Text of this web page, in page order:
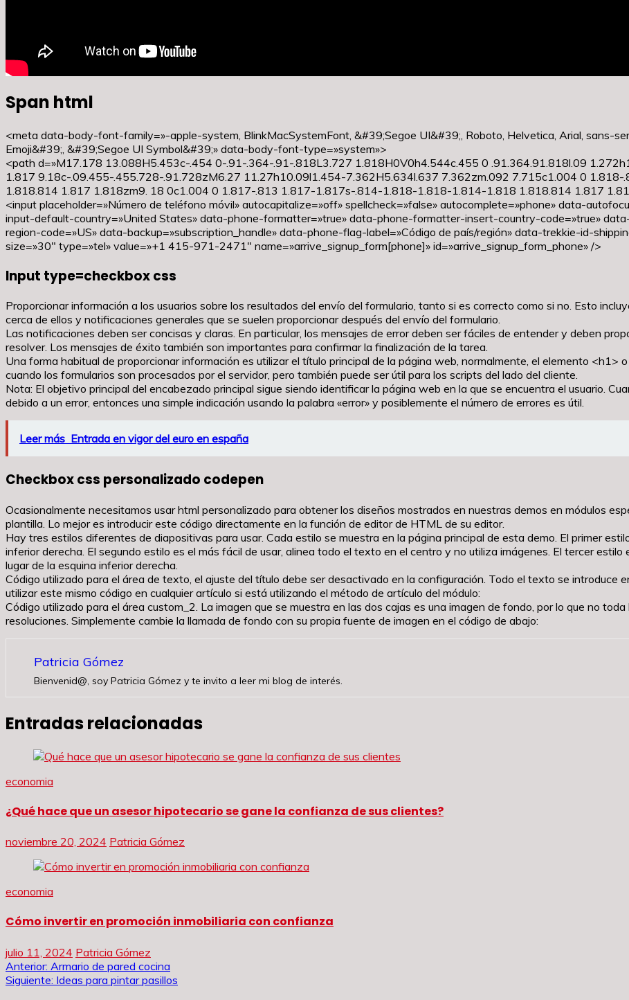
Span html
<meta data-body-font-family=»-apple-system, BlinkMacSystemFont, &#39;Segoe UI&#39;, Roboto, Helvetica, Arial, sans-
Emoji&#39;, &#39;Segoe UI Symbol&#39;» data-body-font-type=»system»>
<path d=»M17.178 13.088H5.453c-.454 0-.91-.364-.91-.818L3.727 1.818H0V0h4.544c.455 0 .91.364.91.818l.09
1.817 9.18c-.09.455-.455.728-.91.728zM6.27 11.27h10.09l1.454-7.362H5.634l.637 7.362zm.092 7.715c1.004 0
1.818.814 1.817 1.818zm9. 18 0c1.004 0 1.817-.813 1.817-1.817s-.814-1.818-1.818-1.814-1.818 1.818.814 1.817
<input placeholder=»Número de teléfono móvil» autocapitalize=»off» spellcheck=»false» autocomplete=»phone» data-
input-default-country=»United States» data-phone-formatter=»true» data-phone-formatter-insert-country-code=»true»
region-code=»US» data-backup=»subscription_handle» data-phone-flag-label=»Código de país/región» data-trekkie-id-
size=»30″ type=»tel» value=»+1 415-971-2471″ name=»arrive_signup_form[phone]» id=»arrive_signup_form_phone» />
Input type=checkbox css
Proporcionar información a los usuarios sobre los resultados del envío del formulario, tanto si es correcto como si no. Esto
cerca de ellos y notificaciones generales que se suelen proporcionar después del envío del formulario.
Las notificaciones deben ser concisas y claras. En particular, los mensajes de error deben ser fáciles de entender y deben
resolver. Los mensajes de éxito también son importantes para confirmar la finalización de la tarea.
Una forma habitual de proporcionar información es utilizar el título principal de la página web, normalmente, el elemento
cuando los formularios son procesados por el servidor, pero también puede ser útil para los scripts del lado del cliente.
Nota: El objetivo principal del encabezado principal sigue siendo identificar la página web en la que se encuentra el usuario.
debido a un error, entonces una simple indicación usando la palabra «error» y posiblemente el número de errores es útil.
Leer más Entrada en vigor del euro en españa
Checkbox css personalizado codepen
Ocasionalmente necesitamos usar html personalizado para obtener los diseños mostrados en nuestras demos en módulos
plantilla. Lo mejor es introducir este código directamente en la función de editor de HTML de su editor.
Hay tres estilos diferentes de diapositivas para usar. Cada estilo se muestra en la página principal de esta demo. El primer
inferior derecha. El segundo estilo es el más fácil de usar, alinea todo el texto en el centro y no utiliza imágenes. El tercer estilo
lugar de la esquina inferior derecha.
Código utilizado para el área de texto, el ajuste del título debe ser desactivado en la configuración. Todo el texto se introduce
utilizar este mismo código en cualquier artículo si está utilizando el método de artículo del módulo:
Código utilizado para el área custom_2. La imagen que se muestra en las dos cajas es una imagen de fondo, por lo que no
resoluciones. Simplemente cambie la llamada de fondo con su propia fuente de imagen en el código de abajo:
Patricia Gómez
Bienvenid@, soy Patricia Gómez y te invito a leer mi blog de interés.
Entradas relacionadas
economia
¿Qué hace que un asesor hipotecario se gane la confianza de sus clientes?
noviembre 20, 2024 Patricia Gómez
economia
Cómo invertir en promoción inmobiliaria con confianza
julio 11, 2024 Patricia Gómez
Navegación
Anterior: Armario de pared cocina
Siguiente: Ideas para pintar pasillos